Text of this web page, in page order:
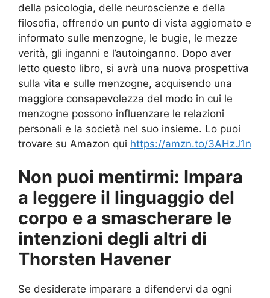
della psicologia, delle neuroscienze e della
filosofia, offrendo un punto di vista aggiornato e
informato sulle menzogne, le bugie, le mezze
verità, gli inganni e l’autoinganno. Dopo aver
letto questo libro, si avrà una nuova prospettiva
sulla vita e sulle menzogne, acquisendo una
maggiore consapevolezza del modo in cui le
menzogne possono influenzare le relazioni
personali e la società nel suo insieme. Lo puoi
trovare su Amazon qui https://amzn.to/3AHzJ1n
Non puoi mentirmi: Impara
a leggere il linguaggio del
corpo e a smascherare le
intenzioni degli altri di
Thorsten Havener
Se desiderate imparare a difendervi da ogni